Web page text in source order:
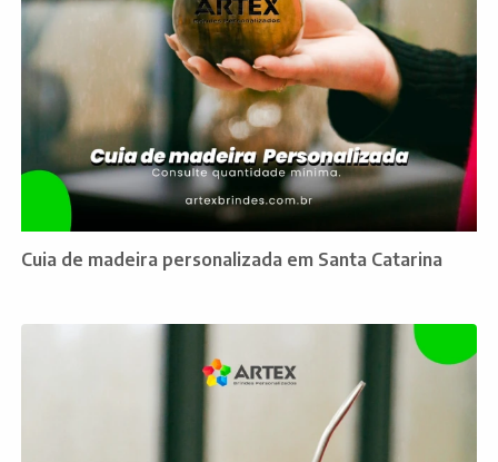
Cuia de madeira personalizada em Santa Catarina